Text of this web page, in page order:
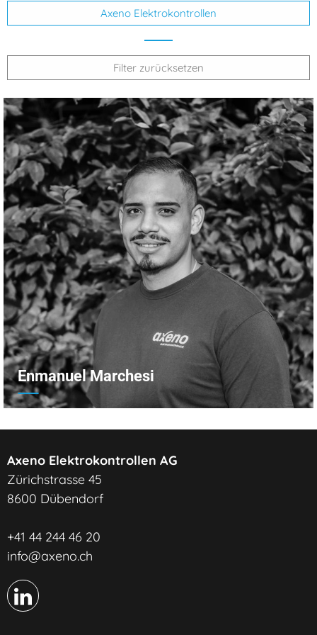
Axeno Elektrokontrollen
Filter zurücksetzen
Enmanuel Marchesi
Axeno Elektrokontrollen AG
Zürichstrasse 45
8600 Dübendorf
+41 44 244 46 20
info@axeno.ch